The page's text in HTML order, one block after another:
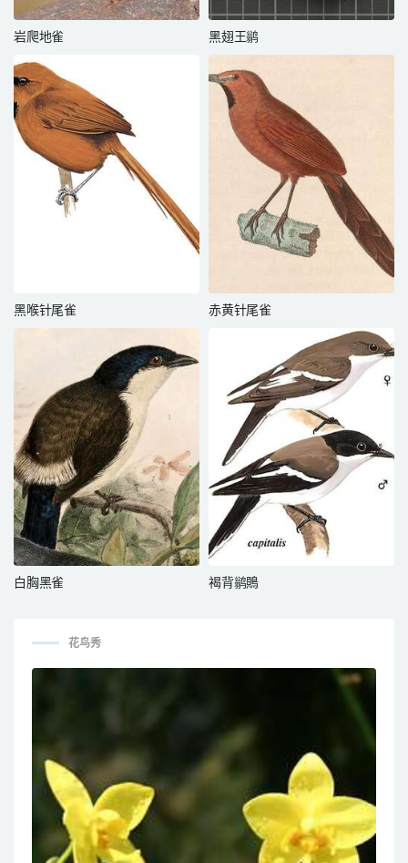
岩爬地雀 黑翅王鹟
黑喉针尾雀 赤黄针尾雀
白胸黑雀 褐背鹟鵙
花鸟秀